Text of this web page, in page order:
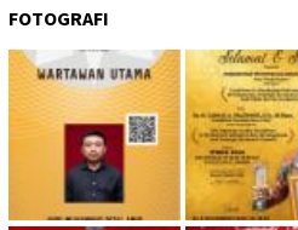
FOTOGRAFI